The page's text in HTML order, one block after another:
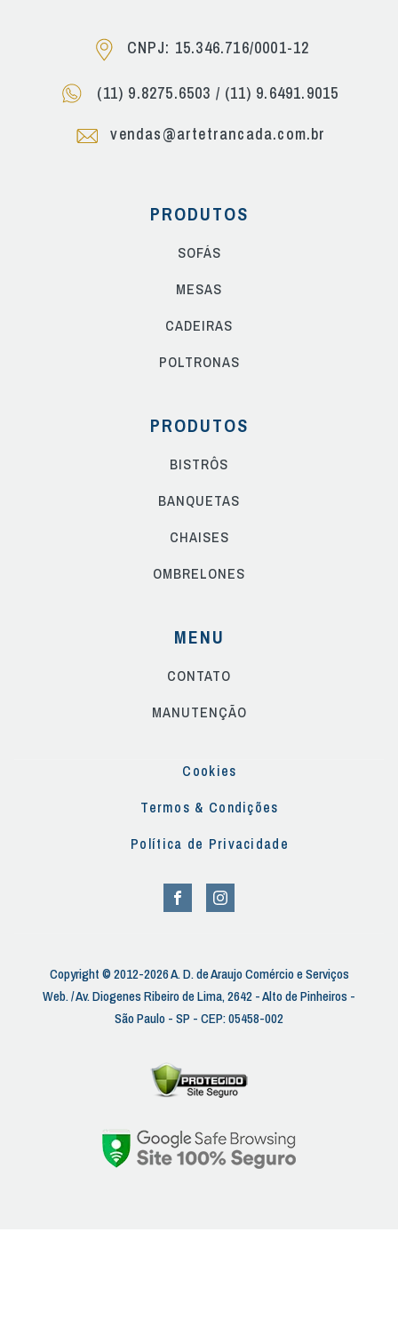
CNPJ: 15.346.716/0001-12
(11) 9.8275.6503 / (11) 9.6491.9015
vendas@artetrancada.com.br
PRODUTOS
SOFÁS
MESAS
CADEIRAS
POLTRONAS
PRODUTOS
BISTRÔS
BANQUETAS
CHAISES
OMBRELONES
MENU
CONTATO
MANUTENÇÃO
Cookies
Termos & Condições
Política de Privacidade
Copyright © 2012-2026 A. D. de Araujo Comércio e Serviços
Web. / Av. Diogenes Ribeiro de Lima, 2642 - Alto de Pinheiros -
São Paulo - SP - CEP: 05458-002